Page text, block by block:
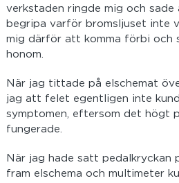
verkstaden ringde mig och sade
begripa varför bromsljuset inte
mig därför att komma förbi och
honom.
När jag tittade på elschemat
jag att felet egentligen inte
symptomen, eftersom det högt
fungerade.
När jag hade satt pedalkryckan
fram elschema och multimeter